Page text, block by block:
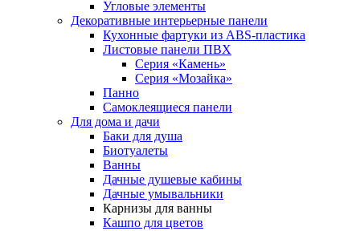
Угловые элементы
Декоративные интерьерные панели
Кухонные фартуки из ABS-пластика
Листовые панели ПВХ
Серия «Камень»
Серия «Мозайка»
Панно
Самоклеящиеся панели
Для дома и дачи
Баки для душа
Биотуалеты
Ванны
Дачные душевые кабины
Дачные умывальники
Карнизы для ванны
Кашпо для цветов